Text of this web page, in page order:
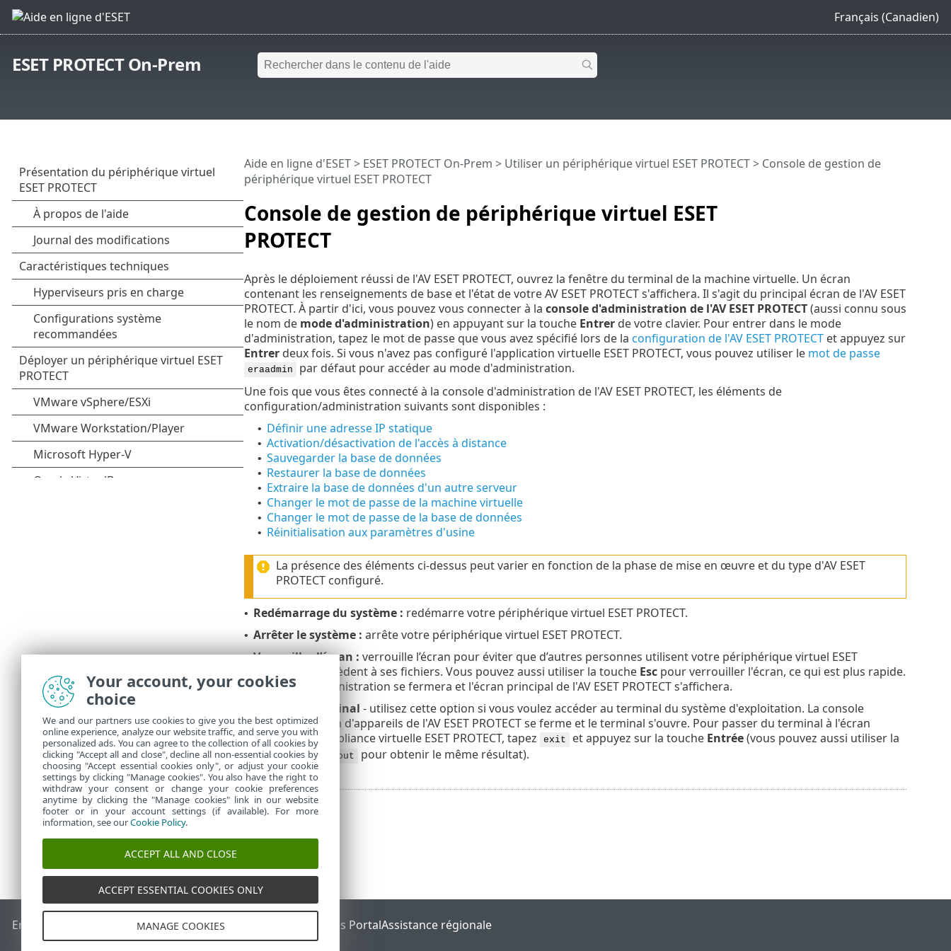
Français (Canadien)
ESET PROTECT On-Prem
Console de gestion de périphérique virtuel ESET
PROTECT
Aide en ligne d'ESET> ESET PROTECT On-Prem > Utiliser un périphérique virtuel ESET PROTECT> Console de gestion de
périphérique virtuel ESET PROTECT
Après le déploiement réussi de l'AV ESET PROTECT, ouvrez la fenêtre du terminal de la machine virtuelle. Un écran
contenant les renseignements de base et l'état de votre AV ESET PROTECT s'affichera. Il s'agit du principal écran de l'AV ESET
PROTECT. À partir d'ici, vous pouvez vous connecter à la console d'administration de l'AV ESET PROTECT(aussi connu sous
le nom de mode d'administration) en appuyant sur la touche Entrerde votre clavier. Pour entrer dans le mode
d'administration, tapez le mot de passe que vous avez spécifié lors de la configuration de l'AV ESET PROTECTet appuyez sur
Entrerdeux fois. Si vous n'avez pas configuré l'application virtuelle ESET PROTECT, vous pouvez utiliser le mot de passe
eraadmin
par défaut pour accéder au mode d'administration.
Une fois que vous êtes connecté à la console d'administration de l'AV ESET PROTECT, les éléments de
configuration/administration suivants sont disponibles :
• Définir une adresse IP statique
• Activation/désactivation de l'accès à distance
• Sauvegarder la base de données
• Restaurer la base de données
• Extraire la base de données d'un autre serveur
• Changer le mot de passe de la machine virtuelle
• Changer le mot de passe de la base de données
• Réinitialisation aux paramètres d'usine
La présence des éléments ci-dessus peut varier en fonction de la phase de mise en œuvre et du type d'AV ESET
PROTECT configuré.
• Redémarrage du système : redémarre votre périphérique virtuel ESET PROTECT.
• Arrêter le système : arrête votre périphérique virtuel ESET PROTECT.
• Verrouillerl’écran : verrouille l’écran pour éviter que d’autres personnes utilisent votre périphérique virtuel ESET
PROTECT et accèdent à ses fichiers. Vous pouvez aussi utiliser la touche Escpour verrouiller l'écran, ce qui est plus rapide.
Le mode d'administration se fermera et l'écran principal de l'AV ESET PROTECT s'affichera.
Passer au terminal - utilisez cette option si vous voulez accéder au terminal du système d'exploitation. La console
d'administration d'appareils de l'AV ESET PROTECT se ferme et le terminal s'ouvre. Pour passer du terminal à l'écran
principal de l'appliance virtuelle ESET PROTECT, tapez
exit et appuyez sur la touche Entrée(vous pouvez aussi utiliser la
commande
logout pour obtenir le même résultat).
End of Life Base de connaissances ESETForum ESET ESET Status PortalAssistance régionale
Your account, your cookies
choice
We and our partners use cookies to give you the best optimized
online experience, analyze our website traffic, and serve you with
personalized ads. You can agree to the collection of all cookies by
clicking "Accept all and close", decline all non-essential cookies by
choosing "Accept essential cookies only", or adjust your cookie
settings by clicking "Manage cookies". You also have the right to
withdraw your consent or change your cookie preferences
anytime by clicking the "Manage cookies" link in our website
footer or in your account settings (if available). For more
information, see ourCookie Policy.
ACCEPT ALL AND CLOSE
ACCEPT ESSENTIAL COOKIES ONLY
MANAGE COOKIES